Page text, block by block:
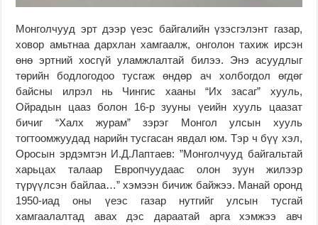
Монголчууд эрт дээр үеэс байгалийн үзэсгэлэнт газар,
ховор амьтнаа дархлан хамгаалж, онголон тахиж ирсэн
өнө эртний хосгүй уламжлалтай билээ. Энэ асуудлыг
төрийн бодлогодоо тусгаж өндөр ач холбогдол өгдөг
байсны илрэл нь Чингис хааны “Их засаг” хууль,
Ойрадын цааз болон 16-р зууны үеийн хууль цаазат
бичиг “Халх журам” зэрэг Монгол улсын хууль
тогтоомжуудад нарийн тусгасан явдал юм. Тэр ч бүү хэл,
Оросын эрдэмтэн И.Д.Лаптаев: ”Монголчууд байгальтай
харьцах талаар Европчуудаас олон зуун жилээр
түрүүлсэн байлаа…” хэмээн бичиж байжээ. Манай оронд
1950-иад оны үеэс газар нутгийг улсын тусгай
хамгаалалтад авах дэс дараатай арга хэмжээ авч